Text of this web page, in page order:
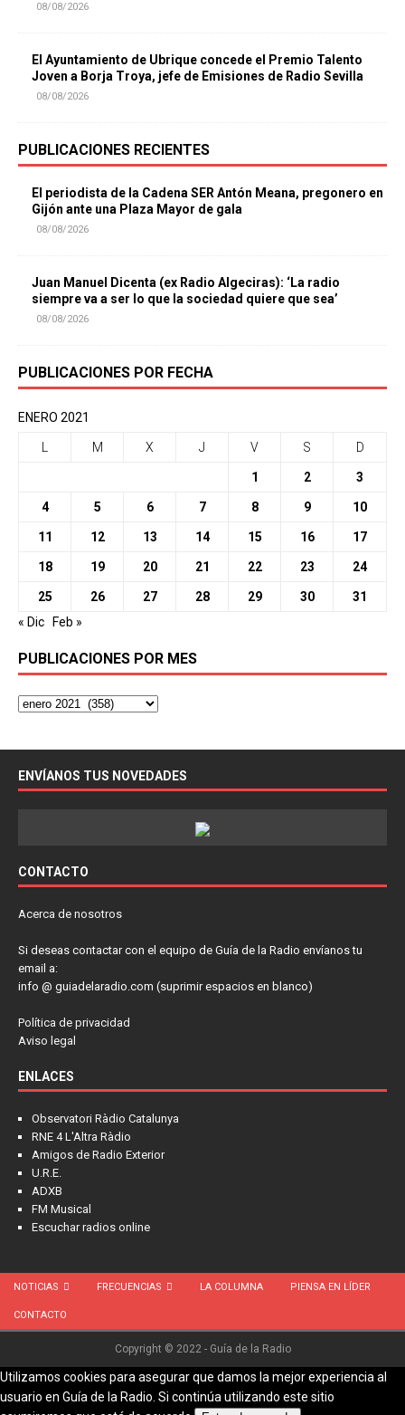
08/08/2026
El Ayuntamiento de Ubrique concede el Premio Talento
Joven a Borja Troya, jefe de Emisiones de Radio Sevilla
08/08/2026
PUBLICACIONES RECIENTES
El periodista de la Cadena SER Antón Meana, pregonero en
Gijón ante una Plaza Mayor de gala
08/08/2026
Juan Manuel Dicenta (ex Radio Algeciras): ‘La radio
siempre va a ser lo que la sociedad quiere que sea’
08/08/2026
PUBLICACIONES POR FECHA
ENERO 2021
M X J V S D
1 2 3
4 5 6 7 8 9 10
11 12 13 14 15 16 17
18 19 20 21 22 23 24
25 26 27 28 29 30
31
« Dic
Feb »
PUBLICACIONES POR MES
ENVÍANOS TUS NOVEDADES
CONTACTO
Acerca de nosotros
Si deseas contactar con el equipo de Guía de la Radio envíanos tu
email a:
info @ guiadelaradio.com (suprimir espacios en blanco)
Política de privacidad
Aviso legal
ENLACES
Observatori Ràdio Catalunya
RNE 4 L'Altra Ràdio
Amigos de Radio Exterior
U.R.E.
ADXB
FM Musical
Escuchar radios online
NOTICIAS FRECUENCIAS LA COLUMNA PIENSA EN LÍDER
CONTACTO
Copyright © 2022 - Guía de la Radio
Utilizamos cookies para asegurar que damos la mejor experiencia al
usuario en Guía de la Radio. Si continúa utilizando este sitio